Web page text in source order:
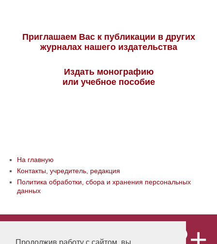
Приглашаем Вас к публикации в других
журналах нашего издательства
Издать монографию
или учебное пособие
На главную
Контакты, учредитель, редакция
Политика обработки, сбора и хранения персональных
данных
«Publishing company «World of science»,